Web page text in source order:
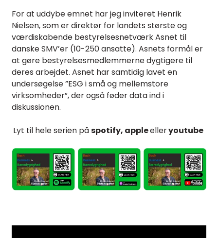
For at uddybe emnet har jeg inviteret Henrik
Nielsen, som er direktør for landets største og
værdiskabende bestyrelsesnetværk Asnet til
danske SMV’er (10-250 ansatte). Asnets formål er
at gøre bestyrelsesmedlemmerne dygtigere til
deres arbejdet. Asnet har samtidig lavet en
undersøgelse ”ESG i små og mellemstore
virksomheder”, der også føder data ind i
diskussionen.
Lyt til hele serien påspotify, appleelleryoutube